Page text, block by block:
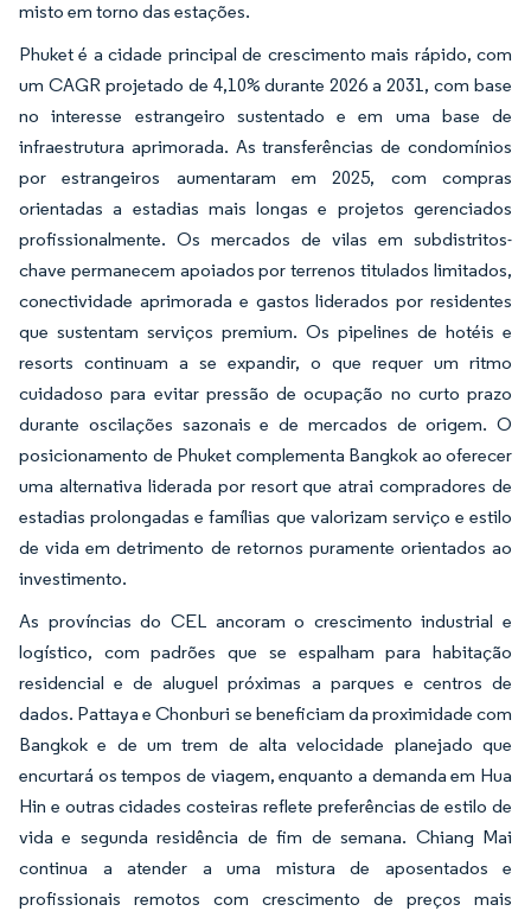
misto em torno das estações.
Phuket é a cidade principal de crescimento mais rápido, com
um CAGR projetado de 4,10% durante 2026 a 2031, com base
no interesse estrangeiro sustentado e em uma base de
infraestrutura aprimorada. As transferências de condomínios
por estrangeiros aumentaram em 2025, com compras
orientadas a estadias mais longas e projetos gerenciados
profissionalmente. Os mercados de vilas em subdistritos-
chave permanecem apoiados por terrenos titulados limitados,
conectividade aprimorada e gastos liderados por residentes
que sustentam serviços premium. Os pipelines de hotéis e
resorts continuam a se expandir, o que requer um ritmo
cuidadoso para evitar pressão de ocupação no curto prazo
durante oscilações sazonais e de mercados de origem. O
posicionamento de Phuket complementa Bangkok ao oferecer
uma alternativa liderada por resort que atrai compradores de
estadias prolongadas e famílias que valorizam serviço e estilo
de vida em detrimento de retornos puramente orientados ao
investimento.
As províncias do CEL ancoram o crescimento industrial e
logístico, com padrões que se espalham para habitação
residencial e de aluguel próximas a parques e centros de
dados. Pattaya e Chonburi se beneficiam da proximidade com
Bangkok e de um trem de alta velocidade planejado que
encurtará os tempos de viagem, enquanto a demanda em Hua
Hin e outras cidades costeiras reflete preferências de estilo de
vida e segunda residência de fim de semana. Chiang Mai
continua a atender a uma mistura de aposentados e
profissionais remotos com crescimento de preços mais